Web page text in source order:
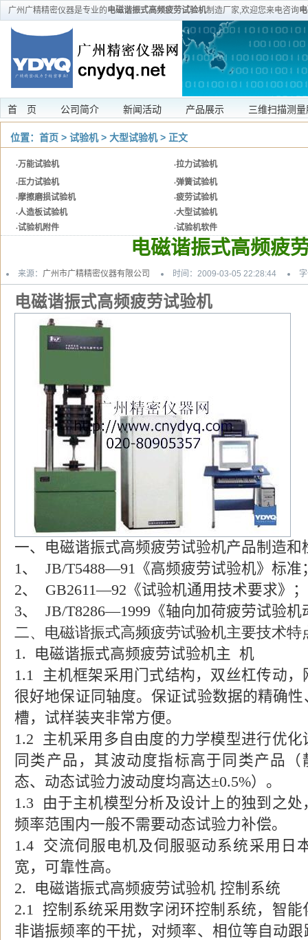
广州广精精密仪器是专业的电磁谐振式高频疲劳试验机制造厂家,欢迎您来电咨询
务。
首 页 公司简介 新闻活动 产品展示 三维扫描测
位置： 首页 > 试验机> 大型试验机> 正文
·万能试验机 ·拉力试验机
·压力试验机 ·弹簧试验机
·摩擦磨损试验机 ·疲劳试验机
·人造板试验机 ·大型试验机
·试验机附件 ·试验机软件
电磁谐振式高频疲
来源： 广州市广精精密仪器有限公司 时间：2009-03-05 22:28:44
电磁谐振式高频疲劳试验机
一、电磁谐振式高频疲劳试验机产品制造和
1、 JB/T5488—91 《高频疲劳试验机》标准
2、 GB2611—92 《试验机通用技术要求》；
3、 JB/T8286—1999 《轴向加荷疲劳试验
二、电磁谐振式高频疲劳试验机主要技术特
1. 电磁谐振式高频疲劳试验机主 机
1.1
主机框架采用门式结构，双丝杠传动
很好地保证同轴度。保证试验数据的精确
槽，试样装夹非常方便。
1.2
主机采用多自由度的力学模型进行优
同类产品，其波动度指标高于同类产品
态、动态试验力波动度均高达±0.5%）。
1.3
由于主机模型分析及设计上的独到之
频率范围内一般不需要动态试验力补偿。
1.4 交流伺服电机及伺服驱动系统采用日
宽，可靠性高。
2. 电磁谐振式高频疲劳试验机 控制系统
2.1 控制系统采用数字闭环控制系统，智
非谐振频率的干扰，对频率、相位等自动